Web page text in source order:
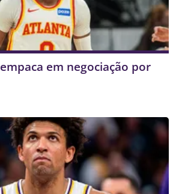
em negociação por